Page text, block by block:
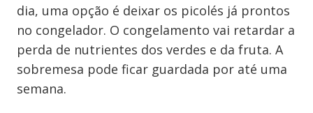
dia, uma opção é deixar os picolés já prontos
no congelador. O congelamento vai retardar a
perda de nutrientes dos verdes e da fruta. A
sobremesa pode ficar guardada por até uma
semana.